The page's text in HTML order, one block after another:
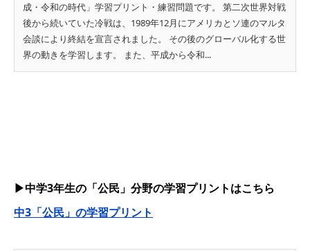
成・令和の時代」学習プリント・練習問題です。 第二次世界対戦
後から続いていた冷戦は、1989年12月にアメリカとソ連のマルタ
会談により終結を宣言されました。 その後のグローバル化する世
界の動きを学習します。 また、平成から令和...
▶中学3年生の「公民」分野の学習プリントはこちら
中3「公民」の学習プリント